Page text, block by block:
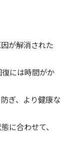
が解消された
には時間がか
ぎ、より健康な
に合わせて、